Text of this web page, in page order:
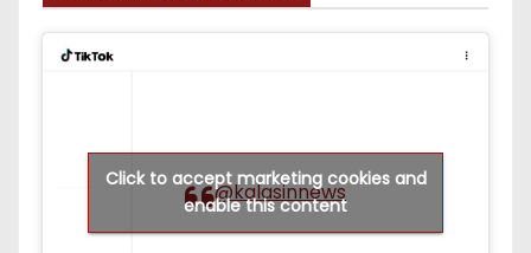
@kalasinnews
Click to accept marketing cookies and
enable this content